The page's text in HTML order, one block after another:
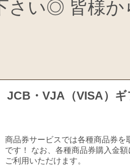
さい◎ 皆様か
JCB・VJA（VISA）
商品券サービスでは各種商品券
です！ なお、各種商品券購入金
ご利用いただけます。